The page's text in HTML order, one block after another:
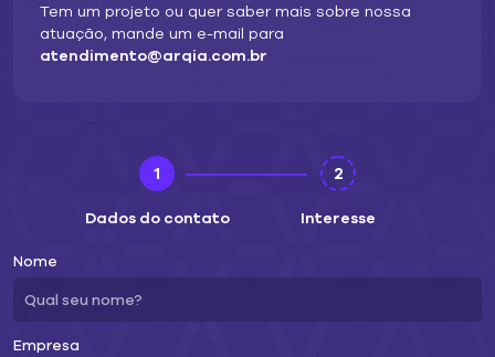
Tem um projeto ou quer saber mais sobre nossa
atuação, mande um e-mail para
atendimento@arqia.com.br
1
Dados do contato
2
Interesse
Nome
Empresa